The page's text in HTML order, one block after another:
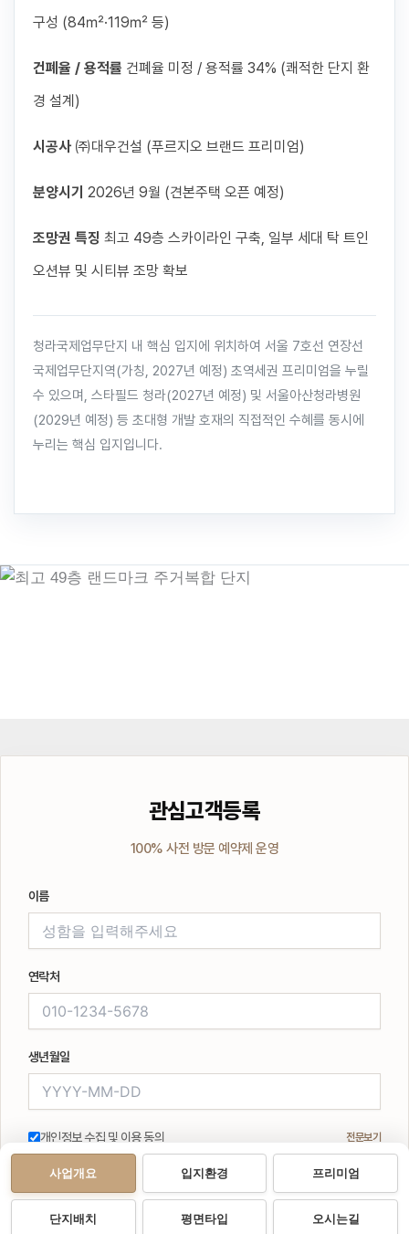
구성 (84㎡·119㎡ 등)
건폐율 / 용적률 건폐율 미정 / 용적률 34% (쾌적한 단지 환
경 설계)
시공사 ㈜대우건설 (푸르지오 브랜드 프리미엄)
분양시기 2026년 9월 (견본주택 오픈 예정)
조망권 특징 최고 49층 스카이라인 구축, 일부 세대 탁 트인
오션뷰 및 시티뷰 조망 확보
청라국제업무단지 내 핵심 입지에 위치하여 서울 7호선 연장선
국제업무단지역(가칭, 2027년 예정) 초역세권 프리미엄을 누릴
수 있으며, 스타필드 청라(2027년 예정) 및 서울아산청라병원
(2029년 예정) 등 초대형 개발 호재의 직접적인 수혜를 동시에
누리는 핵심 입지입니다.
관심고객등록
100% 사전 방문 예약제 운영
이름
연락처
생년월일
개인정보 수집 및 이용 동의 전문보기
등록 접수
사업개요 입지환경 프리미엄
단지배치 평면타입 오시는길